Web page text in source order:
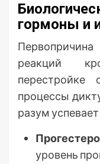
гормоны и
реакций
перестройке
процессы
разум
уровень